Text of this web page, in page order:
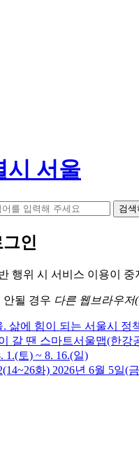
시 서울
검색
인
행위 시 서비스 이용이 중
안될 경우 다른 웹브라우저